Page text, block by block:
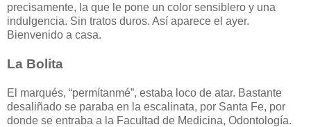
precisamente, la que le pone un color sensiblero y una
indulgencia. Sin tratos duros. Así aparece el ayer.
Bienvenido a casa.
La Bolita
El marqués, “permítanmé”, estaba loco de atar. Bastante
desaliñado se paraba en la escalinata, por Santa Fe, por
donde se entraba a la Facultad de Medicina, Odontología.